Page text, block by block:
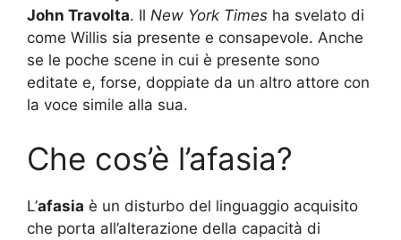
John Travolta. Il New York Times ha svelato di
come Willis sia presente e consapevole. Anche
se le poche scene in cui è presente sono
editate e, forse, doppiate da un altro attore con
la voce simile alla sua.
Che cos’è l’afasia?
L’afasia è un disturbo del linguaggio acquisito
che porta all’alterazione della capacità di